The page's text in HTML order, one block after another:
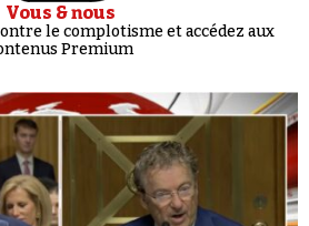
Vous & nous
le complotisme et accédez aux
Premium